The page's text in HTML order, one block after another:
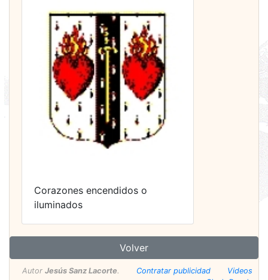
Corazones encendidos o
iluminados
Volver
Autor Jesús Sanz Lacorte. Contratar publicidad
Videos